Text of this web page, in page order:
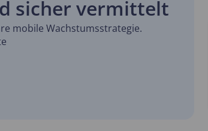
sicher vermittelt
mobile Wachstumsstrategie.